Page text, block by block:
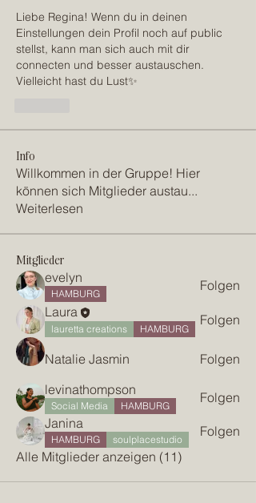
Liebe Regina! Wenn du in deinen
Einstellungen dein Profil noch auf public
stellst, kann man sich auch mit dir
connecten und besser austauschen.
Vielleicht hast du Lust✨
Info
Willkommen in der Gruppe! Hier
können sich Mitglieder austau...
Weiterlesen
Mitglieder
evelyn
HAMBURG
Folgen
Laura
lauretta creations HAMBURG
Folgen
Natalie Jasmin
Folgen
levinathompson
Social Media HAMBURG
Folgen
Janina
HAMBURG soulplacestudio
Folgen
Alle Mitglieder anzeigen (11)